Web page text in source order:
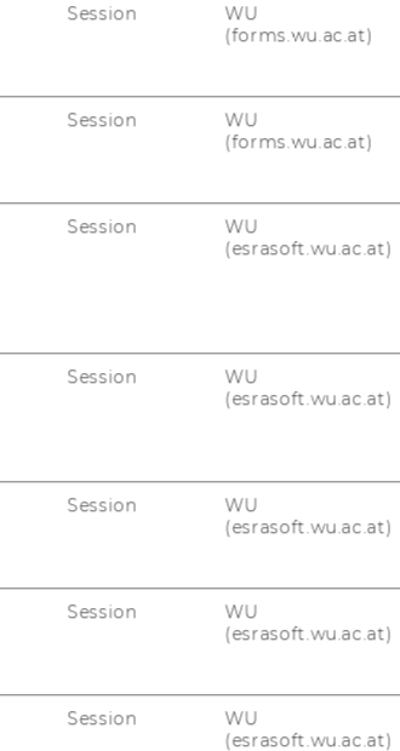
PRESSE
MITARBEITENDE
Session
WU
(forms.wu.ac.at)
Session
WU
(forms.wu.ac.at)
Session
WU
(esrasoft.wu.ac.at)
Session
WU
(esrasoft.wu.ac.at)
Session
WU
(esrasoft.wu.ac.at)
Session
WU
(esrasoft.wu.ac.at)
Session
WU
(esrasoft.wu.ac.at)